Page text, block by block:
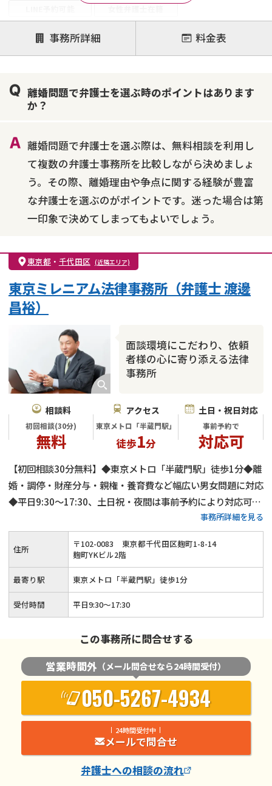
注力案件
離婚前相談
離婚調停
離婚裁判
不貞・不倫慰謝料請求
国際離婚
養育費問題
財産分与
事務所詳細 料金表
離婚問題で弁護士を選ぶ時のポイントはあります
か？
離婚問題で弁護士を選ぶ際は、無料相談を利用し
て複数の弁護士事務所を比較しながら決めましょ
う。その際、離婚理由や争点に関する経験が豊富
な弁護士を選ぶのがポイントです。迷った場合は第
一印象で決めてしまってもよいでしょう。
東京都 ・ 千代田区 (近隣エリア)
面談環境にこだわり、依頼
者様の心に寄り添える法律
事務所
東京ミレニアム法律事務所（弁護士 渡邊
昌裕）
相談料
初回相談(30分)
無料
アクセス
東京メトロ「半蔵門駅」
徒歩1分
土日・祝日対応
事前予約で
対応可
【初回相談30分無料】◆東京メトロ「半蔵門駅」徒歩1分◆離
婚・調停・財産分与・親権・養育費など幅広い男女問題に対応
◆平日9:30～17:30、土日祝・夜間は事前予約により対応可◆
可能な限り話し合いで進め、迅速な事件解決を目指します
事務所詳細を見る
住所 〒102-0083
東京都千代田区麹町1-8-14
麹町YKビル2階
最寄り駅 東京メトロ「半蔵門駅」徒歩1分
受付時間 平日9:30〜17:30
この事務所に問合せする
営業時間外 （メール問合せなら24時間受付）
050-5267-4934
24時間受付中
メールで問合せ
弁護士への相談の流れ